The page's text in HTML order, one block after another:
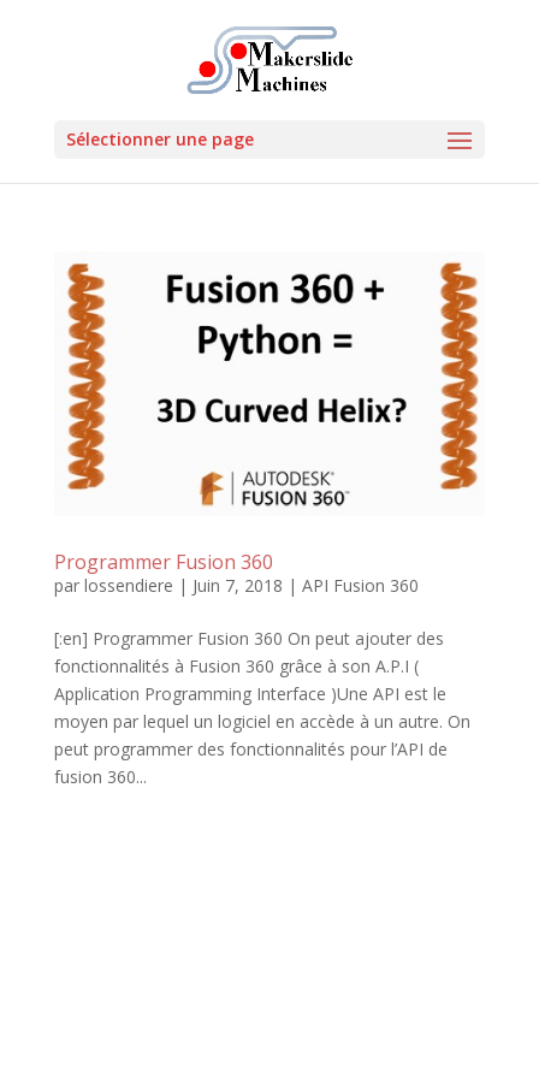
Sélectionner une page
Programmer Fusion 360
par lossendiere | Juin 7, 2018 | API Fusion 360
[:en] Programmer Fusion 360 On peut ajouter des
fonctionnalités à Fusion 360 grâce à son A.P.I (
Application Programming Interface )Une API est le
moyen par lequel un logiciel en accède à un autre. On
peut programmer des fonctionnalités pour l’API de
fusion 360...